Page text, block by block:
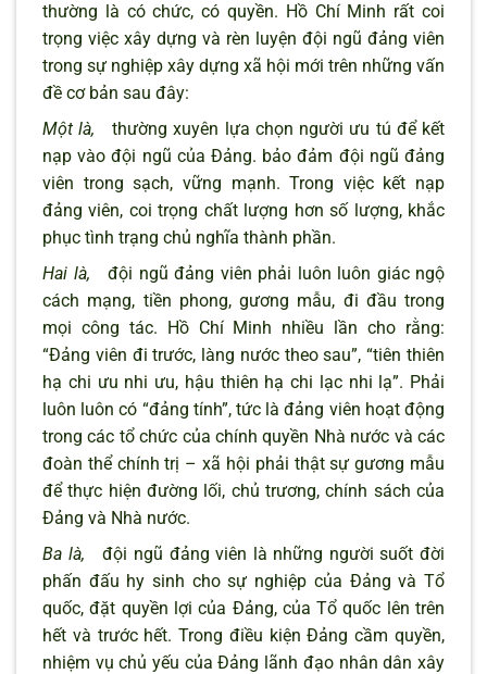
thường là có chức, có quyền. Hồ Chí Minh rất coi
trọng việc xây dựng và rèn luyện đội ngũ đảng viên
trong sự nghiệp xây dựng xã hội mới trên những vấn
đề cơ bản sau đây:
Một là,
thường xuyên lựa chọn người ưu tú để kết
nạp vào đội ngũ của Đảng. bảo đảm đội ngũ đảng
viên trong sạch, vững mạnh. Trong việc kết nạp
đảng viên, coi trọng chất lượng hơn số lượng, khắc
phục tình trạng chủ nghĩa thành phần.
Hai là,
đội ngũ đảng viên phải luôn luôn giác ngộ
cách mạng, tiền phong, gương mẫu, đi đầu trong
mọi công tác. Hồ Chí Minh nhiều lần cho rằng:
“Đảng viên đi trước, làng nước theo sau”, “tiên thiên
hạ chi ưu nhi ưu, hậu thiên hạ chi lạc nhi lạ”. Phải
luôn luôn có “đảng tính”, tức là đảng viên hoạt động
trong các tổ chức của chính quyền Nhà nước và các
đoàn thể chính trị – xã hội phải thật sự gương mẫu
để thực hiện đường lối, chủ trương, chính sách của
Đảng và Nhà nước.
Ba là,
đội ngũ đảng viên là những người suốt đời
phấn đấu hy sinh cho sự nghiệp của Đảng và Tổ
quốc, đặt quyền lợi của Đảng, của Tổ quốc lên trên
hết và trước hết. Trong điều kiện Đảng cầm quyền,
nhiệm vụ chủ yếu của Đảng lãnh đạo nhân dân xây